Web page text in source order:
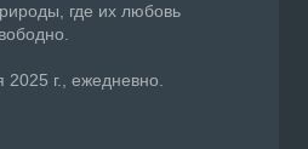
где их любовь
г., ежедневно.